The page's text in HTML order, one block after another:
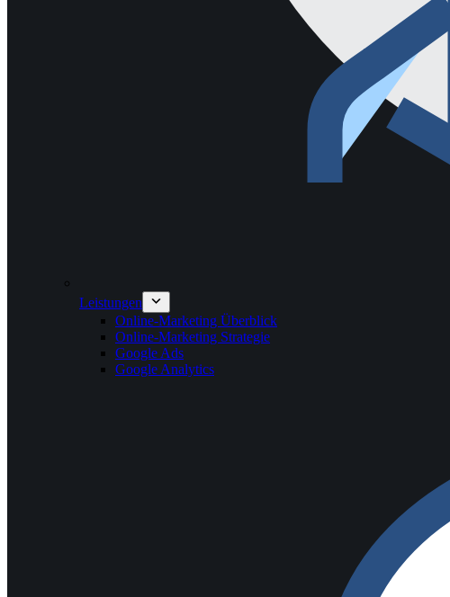
Leistungen
Online-Marketing Überblick
Online-Marketing Strategie
Google Ads
Google Analytics